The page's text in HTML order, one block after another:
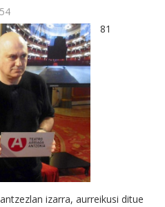
81
antzezlan izarra, aurreikusi ditue